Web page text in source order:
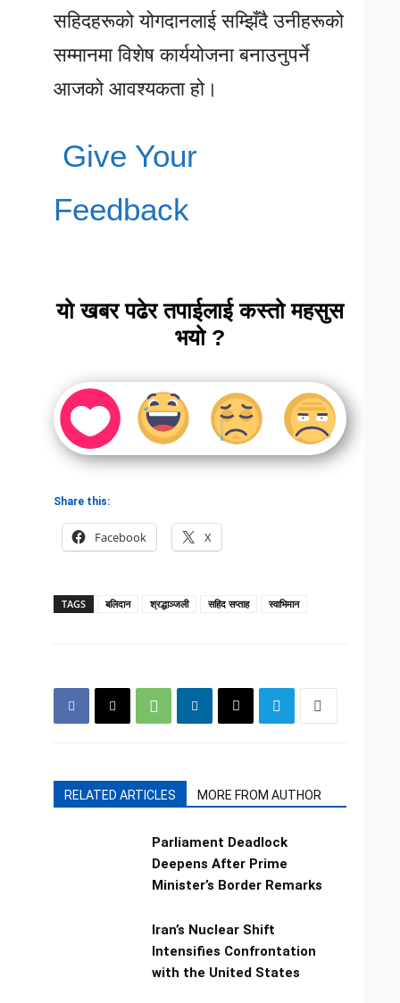
सहिदहरूको योगदानलाई सम्झिँदै उनीहरूको
सम्मानमा विशेष कार्ययोजना बनाउनुपर्ने
आजको आवश्यकता हो।
Give Your
Feedback
यो खबर पढेर तपाईलाई कस्तो महसुस
भयो ?
Share this:
Facebook X
TAGS बलिदान श्रद्धाञ्जली सहिद सप्ताह स्वाभिमान
RELATED ARTICLES MORE FROM AUTHOR
Parliament Deadlock
Deepens After Prime
Minister’s Border Remarks
Iran’s Nuclear Shift
Intensifies Confrontation
with the United States